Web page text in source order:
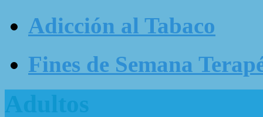
Adicción al Tabaco
Fines de Semana
Adultos